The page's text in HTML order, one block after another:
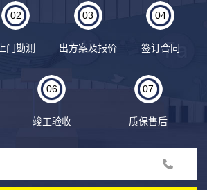
02
上门勘测
03
出方案及报价
04
签订合同
06
竣工验收
07
质保售后